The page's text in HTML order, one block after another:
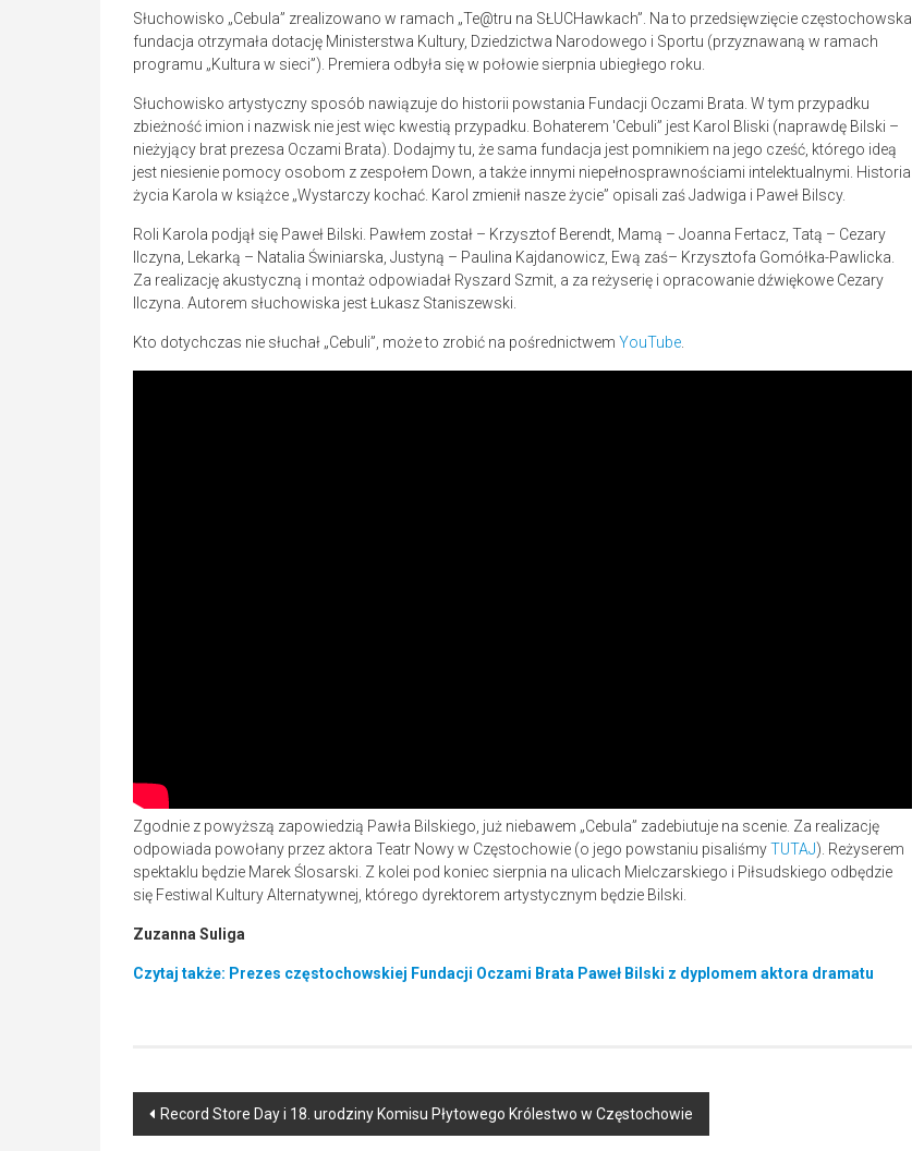
Słuchowisko „Cebula” zrealizowano w ramach „Te@tru na SŁUCHawkach”. Na to przedsięwzięcie częstochowska
fundacja otrzymała dotację Ministerstwa Kultury, Dziedzictwa Narodowego i Sportu (przyznawaną w ramach
programu „Kultura w sieci”). Premiera odbyła się w połowie sierpnia ubiegłego roku.
Słuchowisko artystyczny sposób nawiązuje do historii powstania Fundacji Oczami Brata. W tym przypadku
zbieżność imion i nazwisk nie jest więc kwestią przypadku. Bohaterem 'Cebuli” jest Karol Bliski (naprawdę Bilski –
nieżyjący brat prezesa Oczami Brata). Dodajmy tu, że sama fundacja jest pomnikiem na jego cześć, którego ideą
jest niesienie pomocy osobom z zespołem Down, a także innymi niepełnosprawnościami intelektualnymi. Historia
życia Karola w książce „Wystarczy kochać. Karol zmienił nasze życie” opisali zaś Jadwiga i Paweł Bilscy.
Roli Karola podjął się Paweł Bilski. Pawłem został – Krzysztof Berendt, Mamą – Joanna Fertacz, Tatą – Cezary
Ilczyna, Lekarką – Natalia Świniarska, Justyną – Paulina Kajdanowicz, Ewą zaś– Krzysztofa Gomółka-Pawlicka.
Za realizację akustyczną i montaż odpowiadał Ryszard Szmit, a za reżyserię i opracowanie dźwiękowe Cezary
Ilczyna. Autorem słuchowiska jest Łukasz Staniszewski.
Kto dotychczas nie słuchał „Cebuli”, może to zrobić na pośrednictwem YouTube.
Zgodnie z powyższą zapowiedzią Pawła Bilskiego, już niebawem „Cebula” zadebiutuje na scenie. Za realizację
odpowiada powołany przez aktora Teatr Nowy w Częstochowie (o jego powstaniu pisaliśmyTUTAJ). Reżyserem
spektaklu będzie Marek Ślosarski. Z kolei pod koniec sierpnia na ulicach Mielczarskiego i Piłsudskiego odbędzie
się Festiwal Kultury Alternatywnej, którego dyrektorem artystycznym będzie Bilski.
Zuzanna Suliga
Czytaj także: Prezes częstochowskiej Fundacji Oczami Brata Paweł Bilski z dyplomem aktora dramatu
Post
Record Store Day i 18. urodziny Komisu Płytowego Królestwo w Częstochowie